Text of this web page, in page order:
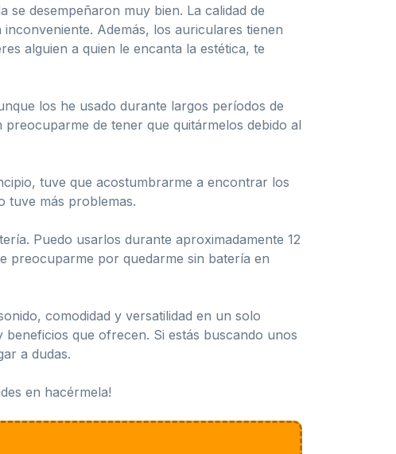
desempeñaron muy bien. La calidad de
Además, los auriculares tienen
alguien a quien le encanta la estética, te
los he usado durante largos períodos de
de tener que quitármelos debido al
tuve que acostumbrarme a encontrar los
tuve más problemas.
Puedo usarlos durante aproximadamente 12
preocuparme por quedarme sin batería en
comodidad y versatilidad en un solo
que ofrecen. Si estás buscando unos
a dudas.
en hacérmela!